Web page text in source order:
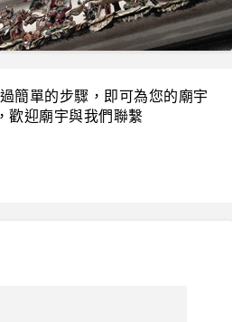
簡單的步驟，即可為您的廟宇
歡迎廟宇與我們聯繫